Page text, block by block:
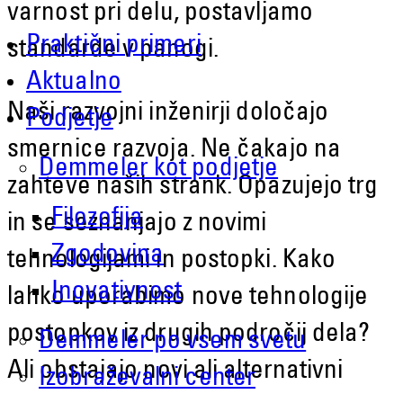
Praktični primeri
Aktualno
Podjetje
Demmeler kot podjetje
Filozofija
Zgodovina
Inovativnost
Demmeler po vsem svetu
Izobraževalni center
varnost pri delu, postavljamo
standarde v panogi.
Naši razvojni inženirji določajo
smernice razvoja. Ne čakajo na
zahteve naših strank. Opazujejo trg
in se seznanjajo z novimi
tehnologijami in postopki. Kako
lahko uporabimo nove tehnologije
postopkov iz drugih področij dela?
Ali obstajajo novi ali alternativni